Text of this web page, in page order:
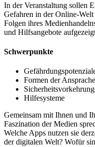
In der Veranstaltung sollen
Gefahren in der Online-Welt
Folgen ihres
und Hilfsangebote
Schwerpunkte
Formen der Ansprache
Hilfesysteme
Gemeinsam mit Ihnen und
Faszination der Medien
Welche Apps nutzen sie
der digitalen Welt? Wofür